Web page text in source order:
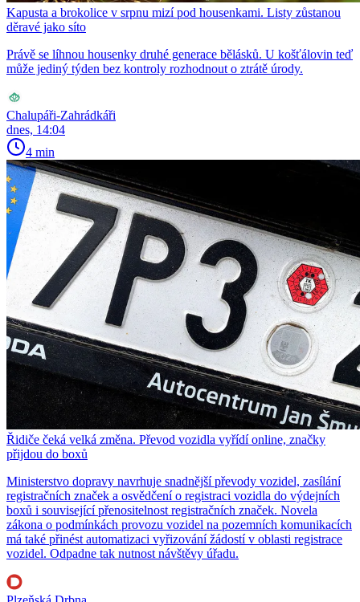
Kapusta a brokolice v srpnu mizí pod housenkami. Listy zůstanou
děravé jako síto
Právě se líhnou housenky druhé generace bělásků. U košťálovin teď
může jediný týden bez kontroly rozhodnout o ztrátě úrody.
Chalupáři-Zahrádkáři
dnes, 14:04
4 min
Řidiče čeká velká změna. Převod vozidla vyřídí online, značky
přijdou do boxů
Ministerstvo dopravy navrhuje snadnější převody vozidel, zasílání
registračních značek a osvědčení o registraci vozidla do výdejních
boxů i související přenositelnost registračních značek. Novela
zákona o podmínkách provozu vozidel na pozemních komunikacích
má také přinést automatizaci vyřizování žádostí v oblasti registrace
vozidel. Odpadne tak nutnost návštěvy úřadu.